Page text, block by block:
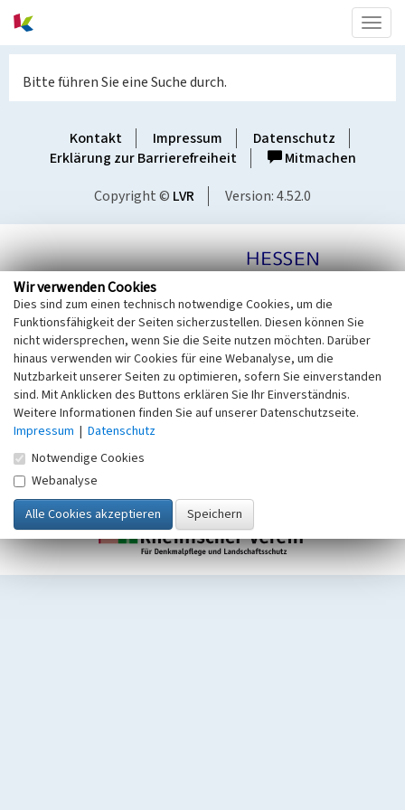
Bitte führen Sie eine Suche durch.
Kontakt Impressum
Datenschutz
Erklärung zur Barrierefreiheit
Mitmachen
Copyright © LVR Version: 4.52.0
Wir verwenden Cookies
Dies sind zum einen technisch notwendige Cookies, um die
Funktionsfähigkeit der Seiten sicherzustellen. Diesen können Sie
nicht widersprechen, wenn Sie die Seite nutzen möchten. Darüber
hinaus verwenden wir Cookies für eine Webanalyse, um die
Nutzbarkeit unserer Seiten zu optimieren, sofern Sie einverstanden
sind. Mit Anklicken des Buttons erklären Sie Ihr Einverständnis.
Weitere Informationen finden Sie auf unserer Datenschutzseite.
Impressum | Datenschutz
Notwendige Cookies
Webanalyse